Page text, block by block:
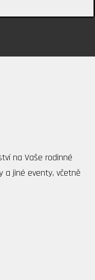
na Vaše rodinné
a jiné eventy, včetně